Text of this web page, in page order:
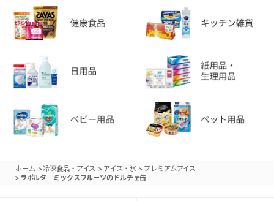
ホーム >冷凍食品・アイス > アイス・氷 > プレミアムアイス
> ラポルタ ミックスフルーツのドルチェ缶